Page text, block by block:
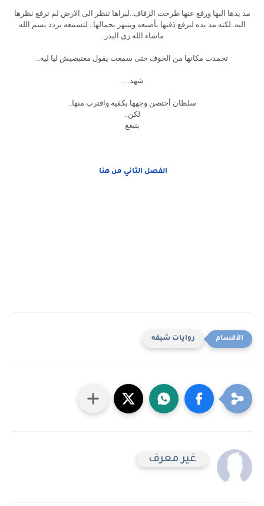
مد يدها اليها ورفع عنها طرحت الزفاف..ليراها تنظر الى الارض لم ترفع نظرها
اليه..لكنه مد يده ليرفع ذقنها بأصبعه وينبهر بجمالها.. لتسمعه يردد بسم الله
ماشاء الله زي البدر..
تجمدت مكانها من الخوف حتى سمعت يقول معتبصيش ليا ليه..
شهد….
سلطان أحتضن وجهها بكفيه واقترب منها..
لكن..
يتبعع
الفصل الثاني من هنا
روايات شيقه
غير معرف